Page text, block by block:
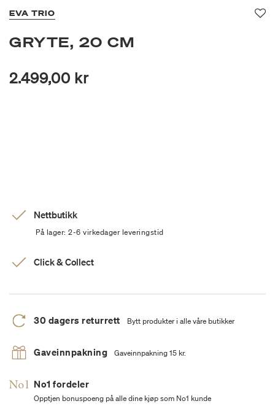
EVA TRIO
GRYTE, 20 CM
2.499,00 kr
Nettbutikk
På lager: 2-6 virkedager leveringstid
Click & Collect
30 dagers returrett Bytt produkter i alle våre butikker
Gaveinnpakning Gaveinnpakning 15 kr.
No1 fordeler
Opptjen bonuspoeng på alle dine kjøp som No1 kunde